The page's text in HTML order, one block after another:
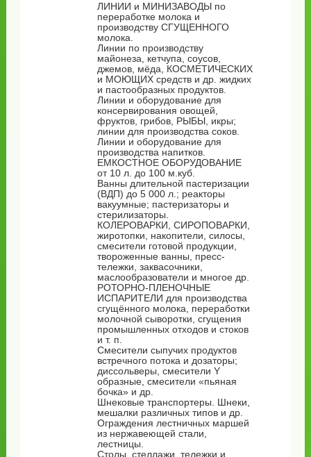
ЛИНИИ и МИНИЗАВОДЫ по
переработке молока и
производству СГУЩЕННОГО
молока.
Линии по производству
майонеза, кетчупа, соусов,
джемов, мёда, КОСМЕТИЧЕСКИХ
и МОЮЩИХ средств и др. жидких
и пастообразных продуктов.
Линии и оборудование для
консервирования овощей,
фруктов, грибов, РЫБЫ, икры;
линии для производства соков.
Линии и оборудование для
производства напитков.
ЕМКОСТНОЕ ОБОРУДОВАНИЕ
от 10 л. до 100 м.куб.
Ванны длительной пастеризации
(ВДП) до 5 000 л.; реакторы
вакуумные; пастеризаторы и
стерилизаторы.
КОЛЕРОВАРКИ, СИРОПОВАРКИ,
жиротопки, накопители, силосы,
смесители готовой продукции,
твороженные ванны, пресс-
тележки, заквасочники,
маслообразователи и многое др.
РОТОРНО-ПЛЕНОЧНЫЕ
ИСПАРИТЕЛИ для производства
сгущённого молока, переработки
молочной сыворотки, сгущения
промышленных отходов и стоков
и т. п.
Смесители сыпучих продуктов
встречного потока и дозаторы;
диссольверы, смесители Y
образные, смесители «пьяная
бочка» и др.
Шнековые транспортеры. Шнеки,
мешалки различных типов и др.
Ограждения лестничных маршей
из нержавеющей стали,
лестницы.
Столы, стеллажи, тележки и